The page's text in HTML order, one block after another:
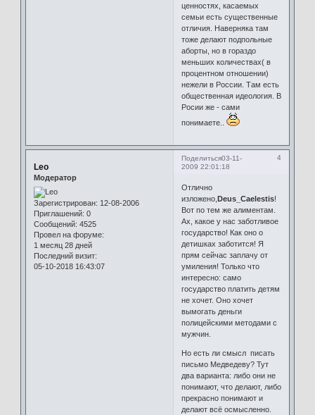
ценностях, касаемых
семьи есть существенные
отличия. Наверняка там
тоже делают подпольные
аборты, но в гораздо
меньших количествах( в
процентном отношении)
нежели в России. Там есть
общественная идеология. В
Росии же - сами
понимаете..
Поделиться 4
03-11-
2009 22:01:18
Leo
Модератор
Зарегистрирован: 12-08-2006
Приглашений: 0
Сообщений: 4525
Провел на форуме:
1 месяц 28 дней
Последний визит:
05-10-2018 16:43:07
Отлично
изложено, Deus_Caelestis!
Вот по тем же алиментам.
Ах, какое у нас заботливое
государство! Как оно о
детишках заботится! Я
прям сейчас заплачу от
умиления! Только что
интересно: само
государство платить детям
не хочет. Оно хочет
вымогать деньги
полицейскими методами с
мужчин.
Но есть ли смысл писать
письмо Медведеву? Тут
два варианта: либо они не
понимают, что делают, либо
прекрасно понимают и
делают всё осмысленно.